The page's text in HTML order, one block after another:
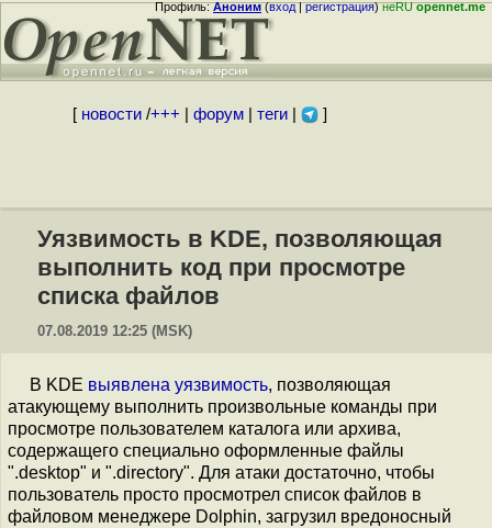
Профиль:Аноним(вход|регистрация)неRUopennet.me
[ новости/+++ форум| теги| ]
Уязвимость в KDE, позволяющая
выполнить код при просмотре
списка файлов
07.08.2019 12:25 (MSK)
В KDE выявлена уязвимость, позволяющая
атакующему выполнить произвольные команды при
просмотре пользователем каталога или архива,
содержащего специально оформленные файлы
".desktop" и ".directory". Для атаки достаточно, чтобы
пользователь просто просмотрел список файлов в
файловом менеджере Dolphin, загрузил вредоносный